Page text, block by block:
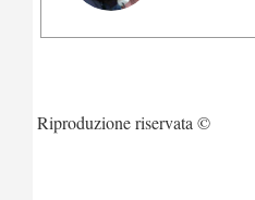
Riproduzione riservata ©